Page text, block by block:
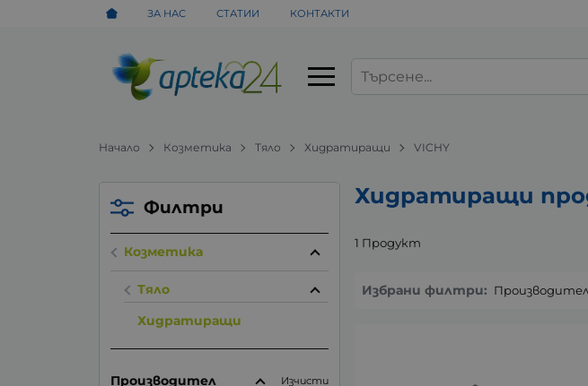
ЗА НАС СТАТИИ КОНТАКТИ
Начало Козметика Тяло Хидратиращи VICHY
Хидратиращи
1 Продукт
Избрани филтри:
Филтри
Козметика
Тяло
Хидратиращи
Производител Изчисти